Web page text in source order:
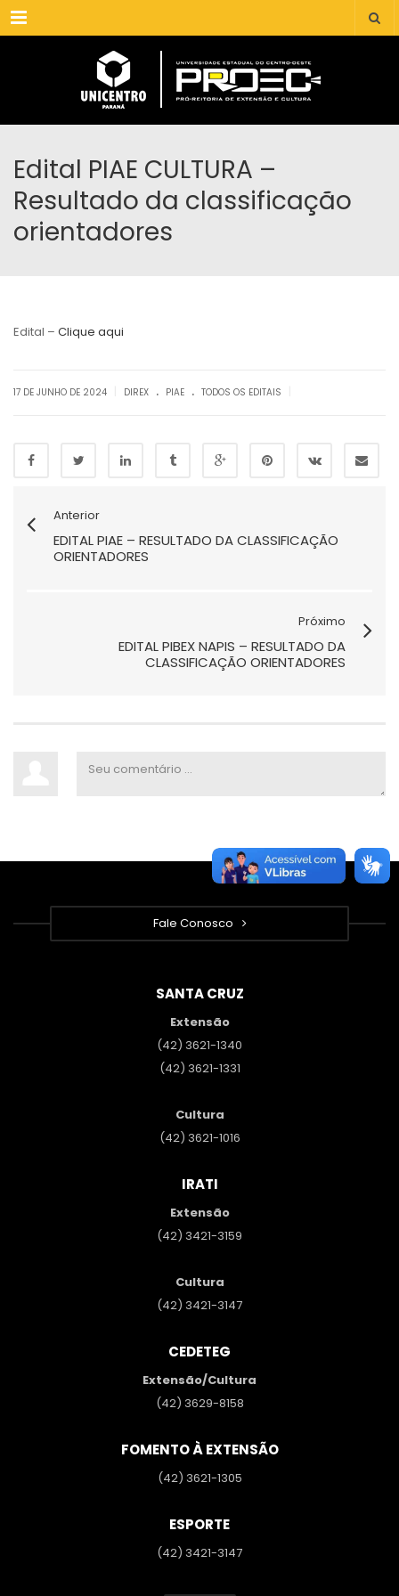
Menu
Edital PIAE CULTURA –
Resultado da classificação
orientadores
Edital – Clique aqui
17 DE JUNHO DE 2024 DIREX . PIAE . TODOS OS EDITAIS
Anterior
EDITAL PIAE – RESULTADO DA CLASSIFICAÇÃO
ORIENTADORES
Próximo
EDITAL PIBEX NAPIS – RESULTADO DA
CLASSIFICAÇÃO ORIENTADORES
Fale Conosco
SANTA CRUZ
Extensão
(42) 3621-1340
(42) 3621-1331
Cultura
(42) 3621-1016
IRATI
Extensão
(42) 3421-3159
Cultura
(42) 3421-3147
CEDETEG
Extensão/Cultura
(42) 3629-8158
FOMENTO À EXTENSÃO
(42) 3621-1305
ESPORTE
(42) 3421-3147